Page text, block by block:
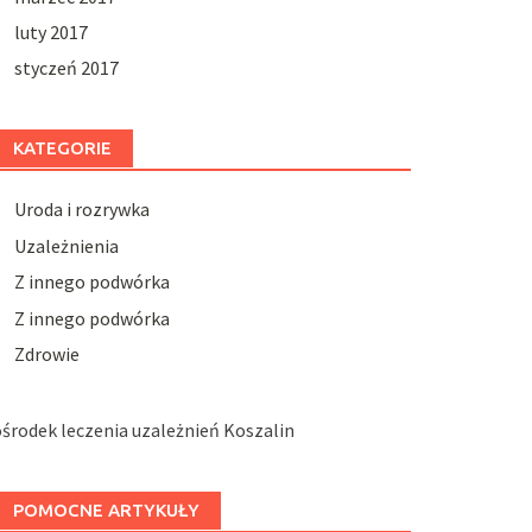
luty 2017
styczeń 2017
KATEGORIE
Uroda i rozrywka
Uzależnienia
Z innego podwórka
Z innego podwórka
Zdrowie
leczenia uzależnień Koszalin
POMOCNE ARTYKUŁY